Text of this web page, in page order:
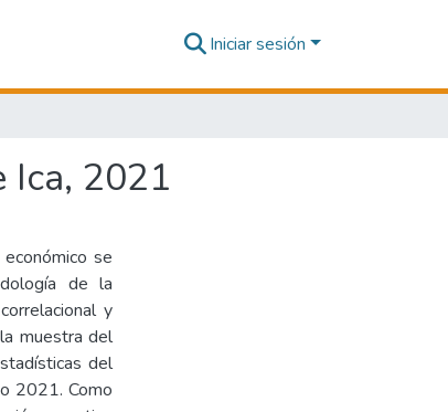
Iniciar sesión
Ica, 2021
se
de la
y
muestra del
del
2021. Como